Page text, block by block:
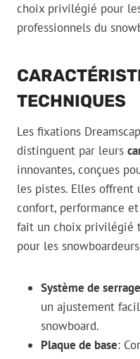
choix privilégié pour
professionnels du
TECHNIQUES
Les fixations
distinguent par leurs
innovantes, conçues
les pistes. Elles
confort, performance
fait un choix privilégié
pour les
Système de
un ajustement
snowboard.
Plaque de base: